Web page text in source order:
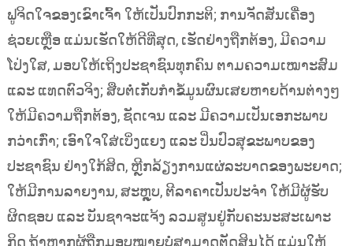
ຟູຈິດໃຈຂອງເຂົາເຈົ້າ ໃຫ້ເປັນປົກກະຕິ; ການຈັດສັນເຄື່ອງ
ຊ່ວຍເຫຼືອ ແມ່ນເຮັດໃຫ້ດີທີ່ສຸດ, ເຮັດຢ່າງຖືກຕ້ອງ, ມີຄວາມ
ໂປ່ງໃສ, ມອບໃຫ້ເຖິງປະຊາຊົນທຸກຄົນ ຕາມຄວາມເໝາະສົມ
ແລະ ແທດຕົວຈິງ; ສືບຕໍ່ເກັບກຳຂໍ້ມູນຜົນເສຍຫາຍດ້ານຕ່າງໆ
ໃຫ້ມີຄວາມຖືກຕ້ອງ, ຊັດເຈນ ແລະ ມີຄວາມເປັນເອກະພາບ
ກວ່າເກົ່າ; ເອົາໃຈໃສ່ເບິ່ງແຍງ ແລະ ປິ່ນປົວສຸຂະພາບຂອງ
ປະຊາຊົນ ຢ່າງໃກ້ສິດ, ຫຼີກລ້ຽງການແຜ່ລະບາດຂອງພະຍາດ;
ໃຫ້ມີການລາຍງານ, ສະຫຼຸບ, ຕີລາຄາເປັນປະຈຳ ໃຫ້ມີຜູ້ຮັບ
ຜິດຊອບ ແລະ ບັນຊາຈະແຈ້ງ ລວມສູນຢູ່ກັບຄະນະສະເພາະ
ກິດ ຖ້າຫາກຜູ້ຖືກມອບໝາຍບໍ່ສາມາດຕັດສິນໄດ້ ແມ່ນໃຫ້